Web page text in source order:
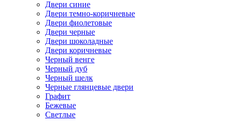
Двери синие
Двери темно-коричневые
Двери фиолетовые
Двери черные
Двери шоколадные
Двери коричневые
Черный венге
Черный дуб
Черный шелк
Черные глянцевые двери
Графит
Бежевые
Светлые